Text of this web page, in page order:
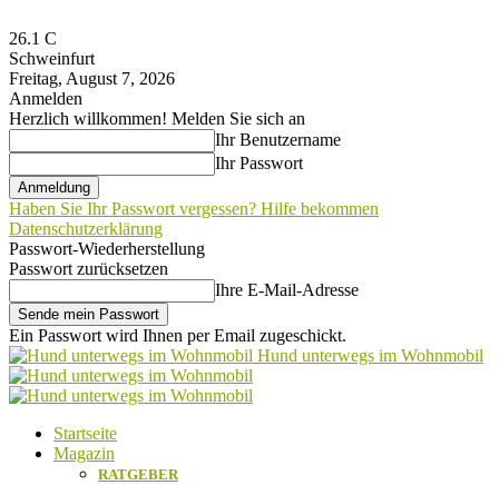
26.1 C
Schweinfurt
Freitag, August 7, 2026
Anmelden
Herzlich willkommen! Melden Sie sich an
Ihr Benutzername
Ihr Passwort
Haben Sie Ihr Passwort vergessen? Hilfe bekommen
Datenschutzerklärung
Passwort-Wiederherstellung
Passwort zurücksetzen
Ihre E-Mail-Adresse
Ein Passwort wird Ihnen per Email zugeschickt.
Hund unterwegs im Wohnmobil
Startseite
Magazin
RATGEBER